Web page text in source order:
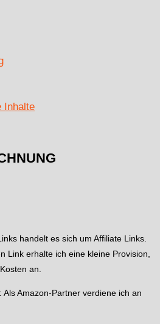
Inhalte
handelt es sich um Affiliate Links.
Link erhalte ich eine kleine Provision,
an.
Als Amazon-Partner verdiene ich an